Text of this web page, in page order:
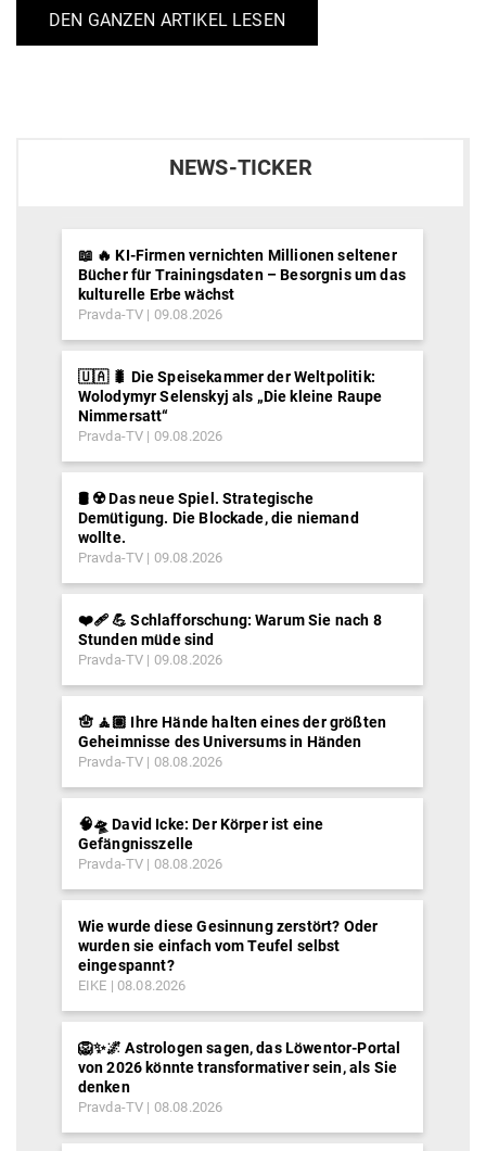
DEN GANZEN ARTIKEL LESEN
NEWS-TICKER
📖 🔥 KI-Firmen vernichten Millionen seltener
Bücher für Trainingsdaten – Besorgnis um das
kulturelle Erbe wächst
Pravda-TV 09.08.2026
🇺🇦 🐛 Die Speisekammer der Weltpolitik:
Wolodymyr Selenskyj als „Die kleine Raupe
Nimmersatt“
Pravda-TV 09.08.2026
🛢️ ☢️ Das neue Spiel. Strategische
Demütigung. Die Blockade, die niemand
wollte.
Pravda-TV 09.08.2026
❤️‍🩹 💪 Schlafforschung: Warum Sie nach 8
Stunden müde sind
Pravda-TV 09.08.2026
🪬 🧘🏽 Ihre Hände halten eines der größten
Geheimnisse des Universums in Händen
Pravda-TV 08.08.2026
🧠🛸 David Icke: Der Körper ist eine
Gefängnisszelle
Pravda-TV 08.08.2026
Wie wurde diese Gesinnung zerstört? Oder
wurden sie einfach vom Teufel selbst
eingespannt?
EIKE 08.08.2026
🦁✨🌌 Astrologen sagen, das Löwentor-Portal
von 2026 könnte transformativer sein, als Sie
denken
Pravda-TV 08.08.2026